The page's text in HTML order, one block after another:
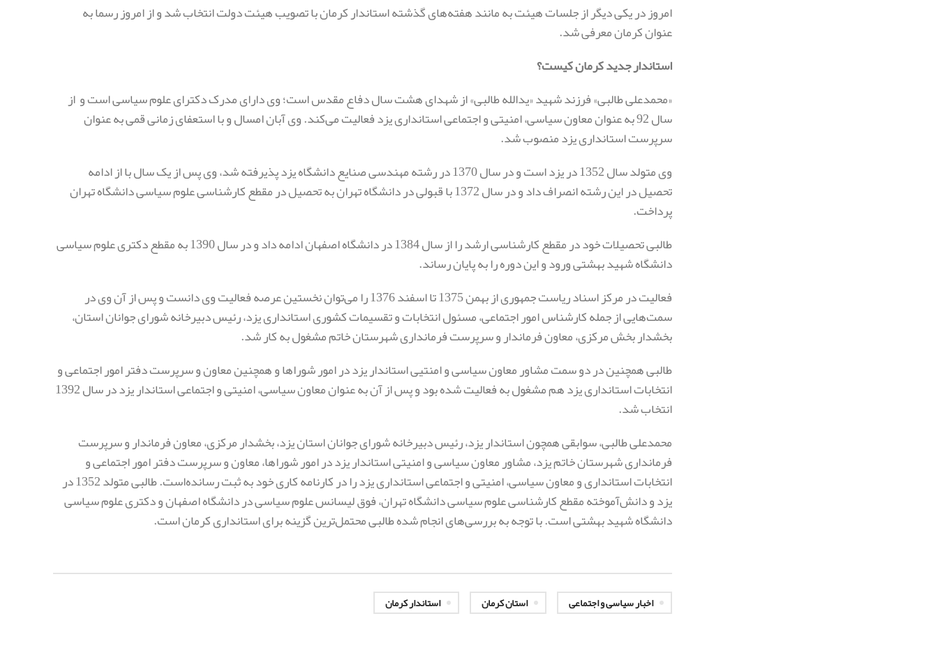
امروز در یکی دیگر از جلسات هیئت به مانند هفته‌های گذشته استاندار کرمان با تصویب هیئت دولت انتخاب شد و از امروز رسما به
عنوان کرمان معرفی شد.
استاندار جدید کرمان کیست؟
«محمدعلی طالبی» فرزند شهید «یدالله طالبی» از شهدای هشت سال دفاع مقدس است؛ وی دارای مدرک دکترای علوم سیاسی است و از
سال 92 به عنوان معاون سیاسی، امنیتی و اجتماعی استانداری یزد فعالیت می‌کند. وی آبان امسال و با استعفای زمانی قمی به عنوان
سرپرست استانداری یزد منصوب شد.
وی متولد سال 1352 در یزد است و در سال 1370 در رشته مهندسی صنایع دانشگاه یزد پذیرفته شد، وی پس از یک سال با از ادامه
تحصیل در این رشته انصراف داد و در سال 1372 با قبولی در دانشگاه تهران به تحصیل در مقطع کارشناسی علوم سیاسی دانشگاه تهران
پرداخت.
طالبی تحصیلات خود در مقطع کارشناسی ارشد را از سال 1384 در دانشگاه اصفهان ادامه داد و در سال 1390 به مقطع دکتری علوم سیاسی
دانشگاه شهید بهشتی ورود و این دوره را به پایان رساند.
فعالیت در مرکز اسناد ریاست جمهوری از بهمن 1375 تا اسفند 1376 را می‌توان نخستین عرصه فعالیت وی دانست و پس از آن وی در
سمت‌هایی از جمله کارشناس امور اجتماعی، مسئول انتخابات و تقسیمات کشوری استانداری یزد، رئیس دبیرخانه شورای جوانان استان،
بخشدار بخش مرکزی، معاون فرماندار و سرپرست فرمانداری شهرستان خاتم مشغول به کار شد.
طالبی همچنین در دو سمت مشاور معاون سیاسی و امنتیی استاندار یزد در امور شوراها و همچنین معاون و سرپرست دفتر امور اجتماعی و
انتخابات استانداری یزد هم مشغول به فعالیت شده بود و پس از آن به عنوان معاون سیاسی، امنیتی و اجتماعی استاندار یزد در سال 1392
انتخاب شد.
محمدعلی طالبی، سوابقی همچون استاندار یزد، رئیس دبیرخانه شورای جوانان استان یزد، بخشدار مرکزی، معاون فرماندار و سرپرست
فرمانداری شهرستان خاتم یزد، مشاور معاون سیاسی و امنیتی استاندار یزد در امور شوراها، معاون و سرپرست دفتر امور اجتماعی و
انتخابات استانداری و معاون سیاسی، امنیتی و اجتماعی استانداری یزد را در کارنامه کاری خود به ثبت رسانده‌است. طالبی متولد 1352 در
یزد و دانش‌آموخته مقطع کارشناسی علوم سیاسی دانشگاه تهران، فوق لیسانس علوم سیاسی در دانشگاه اصفهان و دکتری علوم سیاسی
دانشگاه شهید بهشتی است. با توجه به بررسی‌های انجام شده طالبی محتمل‌ترین گزینه برای استانداری کرمان است.
اخبار سیاسی و اجتماعی استان کرمان استاندار کرمان